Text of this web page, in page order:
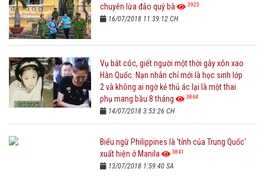
chuyên lừa đảo quý bà
3923
16/07/2018 11:39:12 CH
Vụ bắt cóc, giết người một thời gây xôn xao
Hàn Quốc: Nạn nhân chỉ mới là học sinh lớp
2 và không ai ngờ kẻ thủ ác lại là một thai
phụ mang bầu 8 tháng
3864
14/07/2018 3:53:26 CH
Biểu ngữ Philippines là 'tỉnh của Trung Quốc'
xuất hiện ở Manila
3841
13/07/2018 1:59:40 SA